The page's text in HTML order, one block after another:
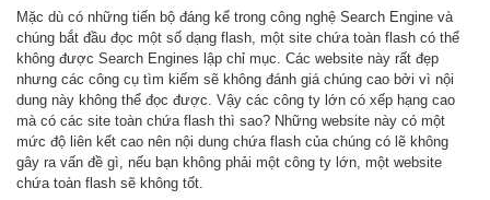
Mặc dù có những tiến bộ đáng kể trong công nghệ Search Engine và
chúng bắt đầu đọc một số dạng flash, một site chứa toàn flash có thể
không được Search Engines lập chỉ mục. Các website này rất đẹp
nhưng các công cụ tìm kiếm sẽ không đánh giá chúng cao bởi vì nội
dung này không thể đọc được. Vậy các công ty lớn có xếp hạng cao
mà có các site toàn chứa flash thì sao? Những website này có một
mức độ liên kết cao nên nội dung chứa flash của chúng có lẽ không
gây ra vấn đề gì, nếu bạn không phải một công ty lớn, một website
chứa toàn flash sẽ không tốt.